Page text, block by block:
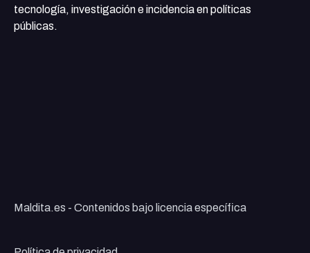
tecnología, investigación e incidencia en políticas
públicas.
Maldita.es - Contenidos bajo licencia específica